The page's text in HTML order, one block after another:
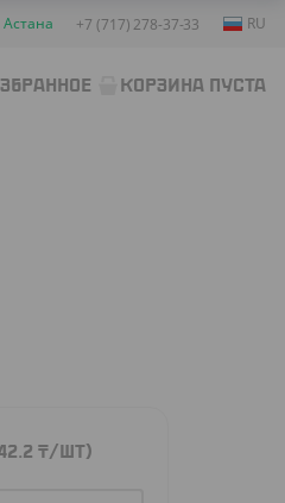
Астана +7 (717) 278-37-33 RU
КОРЗИНА ПУСТА
₸/ШТ)